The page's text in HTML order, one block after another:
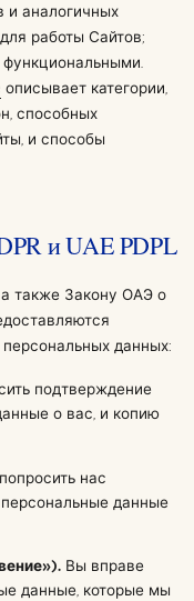
аналогичных
работы Сайтов;
описывает категории,
способных
и способы
и UAE PDPL
а также Закону ОАЭ о
данных:
подтверждение
о вас, и копию
нас
данные
Вы вправе
данные, которые мы